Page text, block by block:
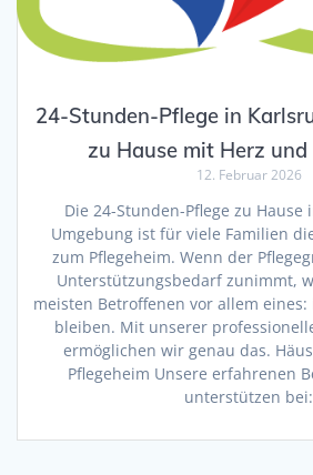
24-Stunden-Pflege in
zu Hause mit Herz
12. Februar 2026
Die 24-Stunden-Pflege zu
Umgebung ist für viele Familien
zum Pflegeheim. Wenn der
Unterstützungsbedarf zunimmt,
meisten Betroffenen vor allem
bleiben. Mit unserer
ermöglichen wir genau das.
Pflegeheim Unsere erfahrenen
unterstützen bei: